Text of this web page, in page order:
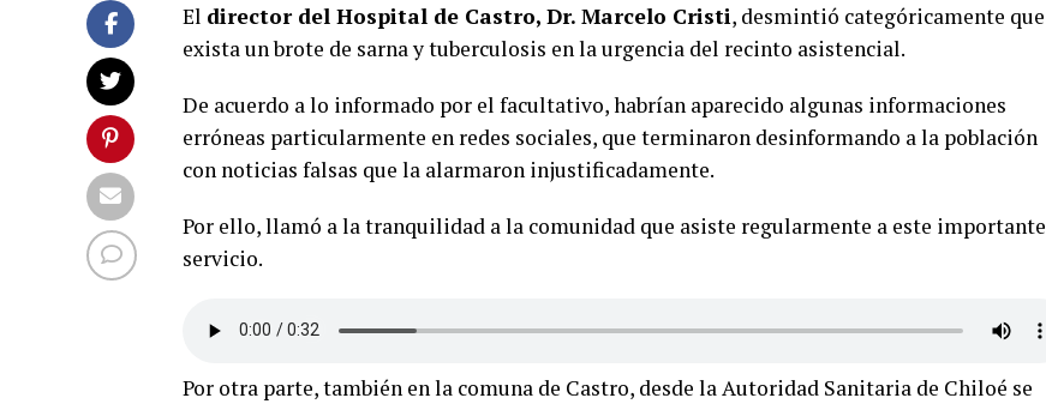
El director del Hospital de Castro, Dr. Marcelo Cristi, desmintió categóricamente que
exista un brote de sarna y tuberculosis en la urgencia del recinto asistencial.
De acuerdo a lo informado por el facultativo, habrían aparecido algunas informaciones
erróneas particularmente en redes sociales, que terminaron desinformando a la población
con noticias falsas que la alarmaron injustificadamente.
Por ello, llamó a la tranquilidad a la comunidad que asiste regularmente a este importante
servicio.
Por otra parte, también en la comuna de Castro, desde la Autoridad Sanitaria de Chiloé se